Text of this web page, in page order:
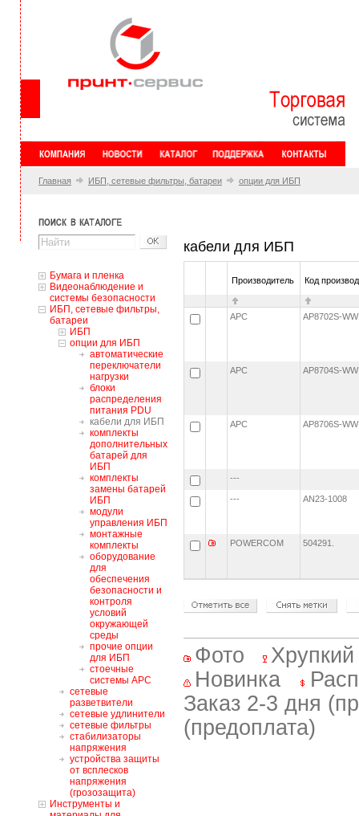
Главная ИБП, сетевые фильтры, батареи опции для ИБП
Бумага и пленка
Видеонаблюдение и
системы безопасности
ИБП, сетевые фильтры,
батареи
ИБП
опции для ИБП
автоматические
переключатели
нагрузки
блоки
распределения
питания PDU
кабели для ИБП
комплекты
дополнительных
батарей для
ИБП
комплекты
замены батарей
ИБП
модули
управления ИБП
монтажные
комплекты
оборудование
для
обеспечения
безопасности и
контроля
условий
окружающей
среды
прочие опции
для ИБП
стоечные
системы APC
сетевые
разветвители
сетевые удлинители
сетевые фильтры
стабилизаторы
напряжения
устройства защиты
от всплесков
напряжения
(грозозащита)
Инструменты и
кабели для ИБП
Производитель Код
APC AP8702S-
APC AP8704S-
APC AP8706S-
---
--- AN23-1008
POWERCOM 504291.
Фото
Хрупкий
Новинка
Заказ 2-3 дня
(предоплата)